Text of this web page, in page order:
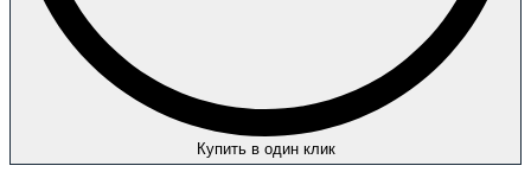
Купить в один клик